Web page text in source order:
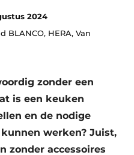
2024
BLANCO, HERA, Van
zonder een
is een keuken
en de nodige
werken? Juist,
zonder accessoires